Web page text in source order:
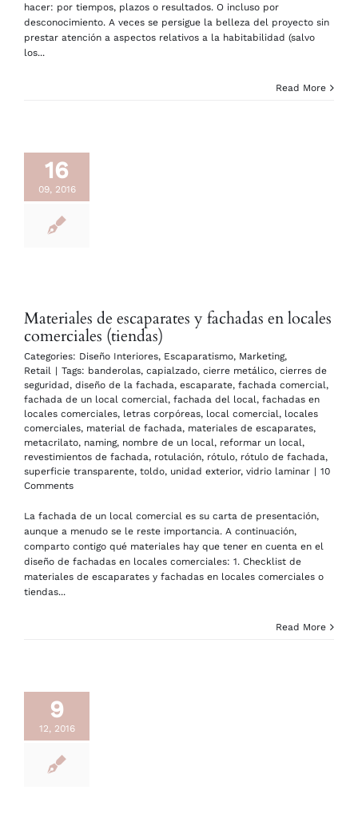
hacer: por tiempos, plazos o resultados. O incluso por
desconocimiento. A veces se persigue la belleza del proyecto sin
prestar atención a aspectos relativos a la habitabilidad (salvo
los...
Read More
16
09, 2016
Materiales de escaparates y fachadas en locales
comerciales (tiendas)
Categories: Diseño Interiores, Escaparatismo, Marketing,
Retail | Tags: banderolas, capialzado, cierre metálico, cierres de
seguridad, diseño de la fachada, escaparate, fachada comercial ,
fachada de un local comercial , fachada del local , fachadas en
locales comerciales, letras corpóreas, local comercial , locales
comerciales, material de fachada, materiales de escaparates,
metacrilato, naming, nombre de un local , reformar un local ,
revestimientos de fachada, rotulación, rótulo, rótulo de fachada,
superficie transparente, toldo, unidad exterior, vidrio laminar | 10
Comments
La fachada de un local comercial es su carta de presentación,
aunque a menudo se le reste importancia. A continuación,
comparto contigo qué materiales hay que tener en cuenta en el
diseño de fachadas en locales comerciales: 1. Checklist de
materiales de escaparates y fachadas en locales comerciales o
tiendas...
Read More
9
12, 2016